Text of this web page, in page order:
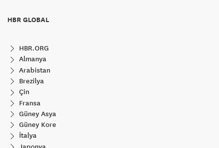
HBR GLOBAL
HBR.ORG
Almanya
Arabistan
Brezilya
Çin
Fransa
Güney Asya
Güney Kore
İtalya